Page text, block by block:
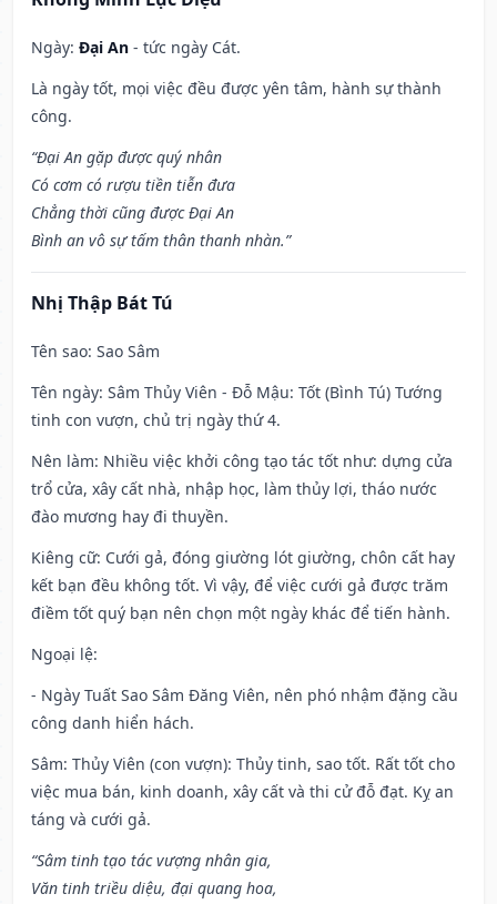
Ngày: Đại An - tức ngày Cát.
Là ngày tốt, mọi việc đều được yên tâm, hành sự thành
công.
“Đại An gặp được quý nhân
Có cơm có rượu tiền tiễn đưa
Chẳng thời cũng được Đại An
Bình an vô sự tấm thân thanh nhàn.”
Nhị Thập Bát Tú
Tên sao: Sao Sâm
Tên ngày: Sâm Thủy Viên - Đỗ Mậu: Tốt (Bình Tú) Tướng
tinh con vượn, chủ trị ngày thứ 4.
Nên làm: Nhiều việc khởi công tạo tác tốt như: dựng cửa
trổ cửa, xây cất nhà, nhập học, làm thủy lợi, tháo nước
đào mương hay đi thuyền.
Kiêng cữ: Cưới gả, đóng giường lót giường, chôn cất hay
kết bạn đều không tốt. Vì vậy, để việc cưới gả được trăm
điềm tốt quý bạn nên chọn một ngày khác để tiến hành.
Ngoại lệ:
- Ngày Tuất Sao Sâm Đăng Viên, nên phó nhậm đặng cầu
công danh hiển hách.
Sâm: Thủy Viên (con vượn): Thủy tinh, sao tốt. Rất tốt cho
việc mua bán, kinh doanh, xây cất và thi cử đỗ đạt. Kỵ an
táng và cưới gả.
“Sâm tinh tạo tác vượng nhân gia,
Văn tinh triều diệu, đại quang hoa,